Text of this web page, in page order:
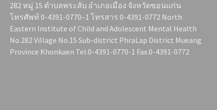
282 หมู่ 15 ตำบลพระลับ อำเภอเมือง จังหวัดขอนแก่น
โทรศัพท์ 0-4391-0770–1 โทรสาร 0-4391-0772 North
Eastern Institute of Child and Adolescent Mental Health
No.282 Village No.15 Sub-district PhraLap District Mueang
Province Khonkaen Tel.0-4391-0770-1 Fax.0-4391-0772